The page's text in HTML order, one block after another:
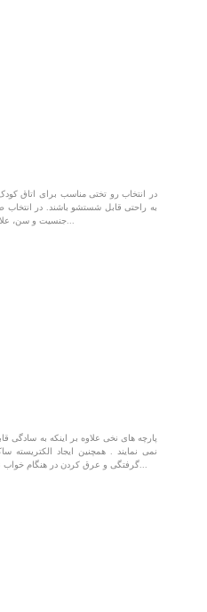
در انتخاب رو تختی مناسب برای اتاق کودک
به راحتی قابل شستشو باشند. در
جنسیت و سن، علاقه مندی های آن ها می تواند به شما در...
پارچه های نخی علاوه بر اینکه به سادگی
نمی نمایند . همچنین ایجاد